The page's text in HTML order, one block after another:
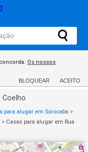
Os nossos
BLOQUEAR ACEITO
Coelho
para alugar em Sorocaba >
> Casas para alugar em Rua